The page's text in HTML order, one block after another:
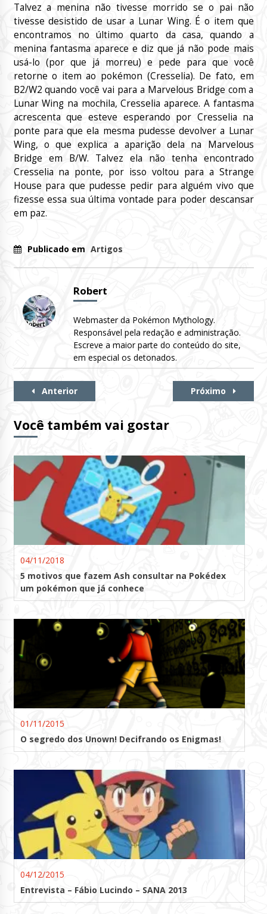
Talvez a menina não tivesse morrido se o pai não
tivesse desistido de usar a Lunar Wing. É o item que
encontramos no último quarto da casa, quando a
menina fantasma aparece e diz que já não pode mais
usá-lo (por que já morreu) e pede para que você
retorne o item ao pokémon (Cresselia). De fato, em
B2/W2 quando você vai para a Marvelous Bridge com a
Lunar Wing na mochila, Cresselia aparece. A fantasma
acrescenta que esteve esperando por Cresselia na
ponte para que ela mesma pudesse devolver a Lunar
Wing, o que explica a aparição dela na Marvelous
Bridge em B/W. Talvez ela não tenha encontrado
Cresselia na ponte, por isso voltou para a Strange
House para que pudesse pedir para alguém vivo que
fizesse essa sua última vontade para poder descansar
em paz.
Publicado em Artigos
Robert
Webmaster da Pokémon Mythology.
Responsável pela redação e administração.
Escreve a maior parte do conteúdo do site,
em especial os detonados.
Continue
Anterior Próximo
Você também vai gostar
04/11/2018
5 motivos que fazem Ash consultar na Pokédex
um pokémon que já conhece
01/11/2015
O segredo dos Unown! Decifrando os Enigmas!
04/12/2015
Entrevista – Fábio Lucindo – SANA 2013